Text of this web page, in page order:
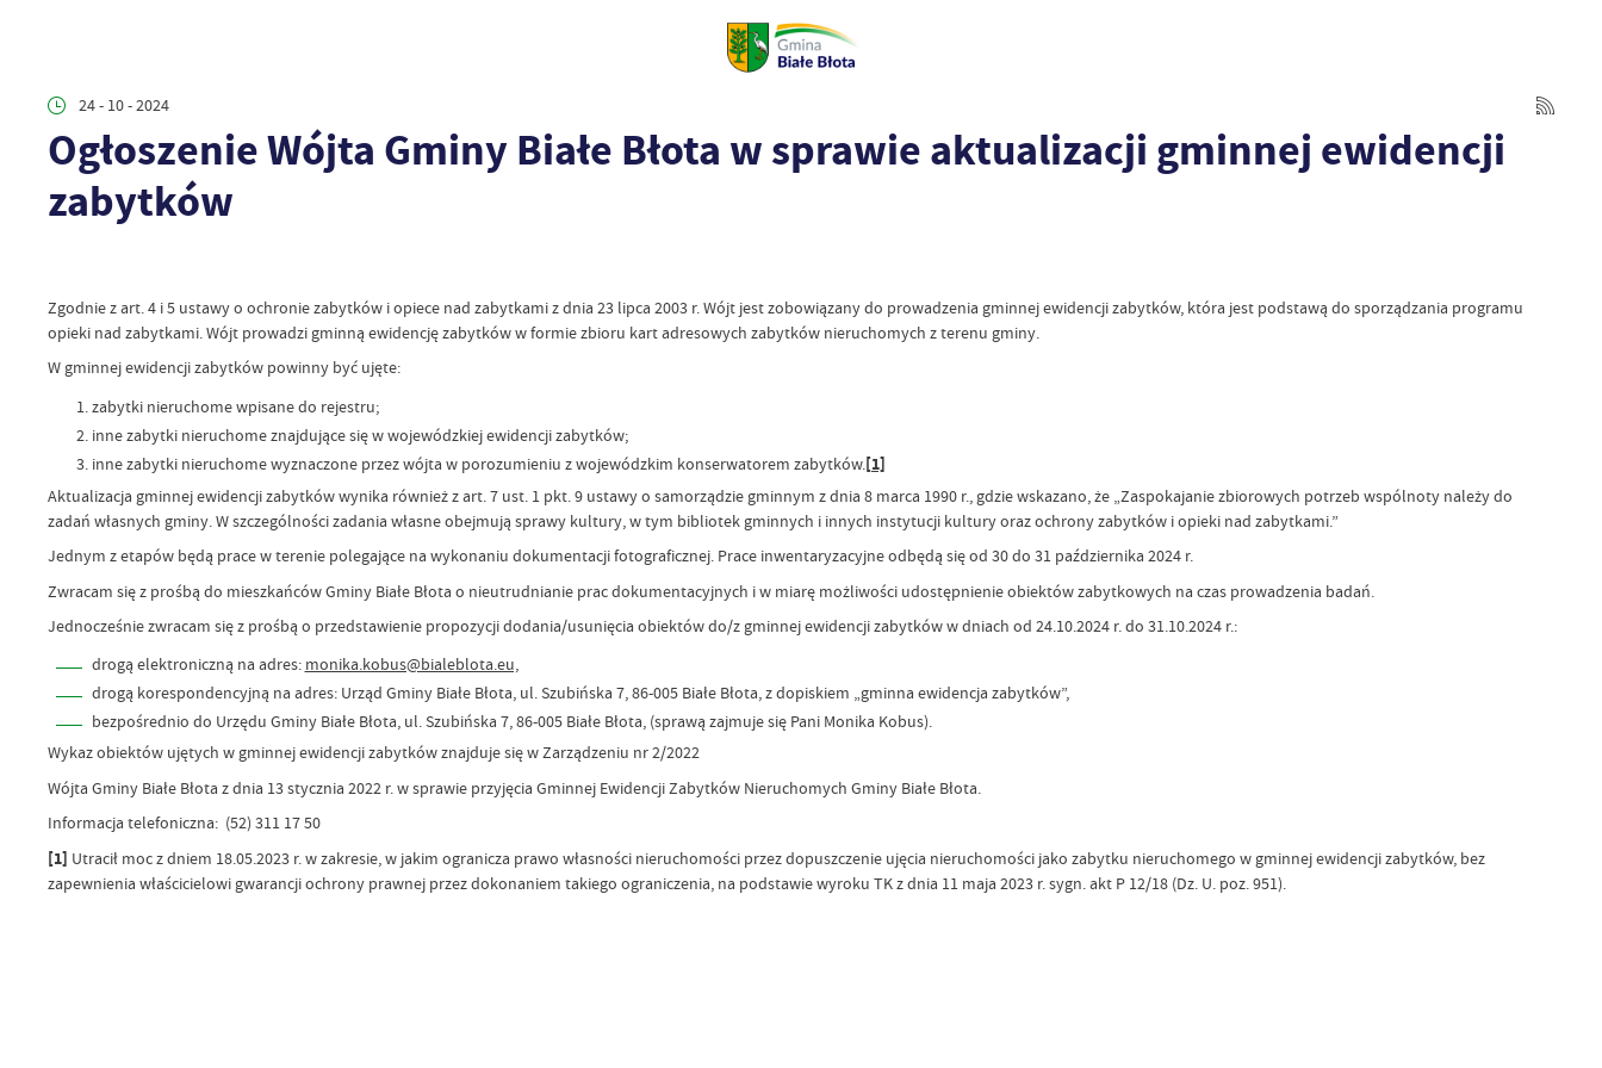
24 - 10 - 2024
Ogłoszenie Wójta Gminy Białe Błota w sprawie aktualizacji gminnej ewidencji
zabytków
Zgodnie z art. 4 i 5 ustawy o ochronie zabytków i opiece nad zabytkami z dnia 23 lipca 2003 r. Wójt jest zobowiązany do prowadzenia gminnej ewidencji zabytków, która jest podstawą do sporządzania programu
opieki nad zabytkami. Wójt prowadzi gminną ewidencję zabytków w formie zbioru kart adresowych zabytków nieruchomych z terenu gminy.
W gminnej ewidencji zabytków powinny być ujęte:
zabytki nieruchome wpisane do rejestru;
inne zabytki nieruchome znajdujące się w wojewódzkiej ewidencji zabytków;
inne zabytki nieruchome wyznaczone przez wójta w porozumieniu z wojewódzkim konserwatorem zabytków.[1]
Aktualizacja gminnej ewidencji zabytków wynika również z art. 7 ust. 1 pkt. 9 ustawy o samorządzie gminnym z dnia 8 marca 1990 r., gdzie wskazano, że „Zaspokajanie zbiorowych potrzeb wspólnoty należy do
zadań własnych gminy. W szczególności zadania własne obejmują sprawy kultury, w tym bibliotek gminnych i innych instytucji kultury oraz ochrony zabytków i opieki nad zabytkami.”
Jednym z etapów będą prace w terenie polegające na wykonaniu dokumentacji fotograficznej. Prace inwentaryzacyjne odbędą się od 30 do 31 października 2024 r.
Zwracam się z prośbą do mieszkańców Gminy Białe Błota o nieutrudnianie prac dokumentacyjnych i w miarę możliwości udostępnienie obiektów zabytkowych na czas prowadzenia badań.
Jednocześnie zwracam się z prośbą o przedstawienie propozycji dodania/usunięcia obiektów do/z gminnej ewidencji zabytków w dniach od 24.10.2024 r. do 31.10.2024 r.:
drogą elektroniczną na adres: monika.kobus@bialeblota.eu,
drogą korespondencyjną na adres: Urząd Gminy Białe Błota, ul. Szubińska 7, 86-005 Białe Błota, z dopiskiem „gminna ewidencja zabytków”,
bezpośrednio do Urzędu Gminy Białe Błota, ul. Szubińska 7, 86-005 Białe Błota, (sprawą zajmuje się Pani Monika Kobus).
Wykaz obiektów ujętych w gminnej ewidencji zabytków znajduje się w Zarządzeniu nr 2/2022
Wójta Gminy Białe Błota z dnia 13 stycznia 2022 r. w sprawie przyjęcia Gminnej Ewidencji Zabytków Nieruchomych Gminy Białe Błota.
Informacja telefoniczna: (52) 311 17 50
[1] Utracił moc z dniem 18.05.2023 r. w zakresie, w jakim ogranicza prawo własności nieruchomości przez dopuszczenie ujęcia nieruchomości jako zabytku nieruchomego w gminnej ewidencji zabytków, bez
zapewnienia właścicielowi gwarancji ochrony prawnej przez dokonaniem takiego ograniczenia, na podstawie wyroku TK z dnia 11 maja 2023 r. sygn. akt P 12/18 (Dz. U. poz. 951).